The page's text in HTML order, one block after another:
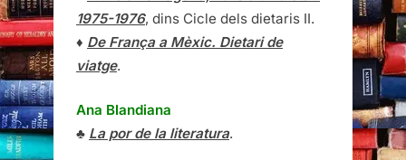
1975-1976, dins Cicle dels dietaris II.
♦ De França a Mèxic. Dietari de
viatge.
Ana Blandiana
♣ La por de la literatura.